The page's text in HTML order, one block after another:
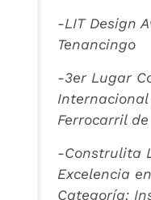
-LIT Design
Tenancingo
-3er Lugar
Ferrocarril
-Construlita
Excelencia
Categoría: